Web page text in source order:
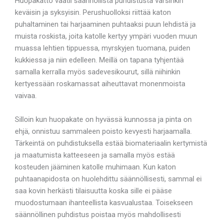
keväisin ja syksyisin. Perushuolloksi riittää katon
puhaltaminen tai harjaaminen puhtaaksi puun lehdistä ja
muista roskista, joita katolle kertyy ympäri vuoden muun
muassa lehtien tippuessa, myrskyjen tuomana, puiden
kukkiessa ja niin edelleen. Meillä on tapana tyhjentää
samalla kerralla myös sadevesikourut, sillä niihinkin
kertyessään roskamassat aiheuttavat monenmoista
vaivaa.
Silloin kun huopakate on hyvässä kunnossa ja pinta on
ehjä, onnistuu sammaleen poisto kevyesti harjaamalla.
Tärkeintä on puhdistuksella estää biomateriaalin kertymistä
ja maatumista katteeseen ja samalla myös estää
kosteuden jääminen katolle muhimaan. Kun katon
puhtaanapidosta on huolehdittu säännöllisesti, sammal ei
saa kovin herkästi tilaisuutta koska sille ei pääse
muodostumaan ihanteellista kasvualustaa. Toisekseen
säännöllinen puhdistus poistaa myös mahdollisesti